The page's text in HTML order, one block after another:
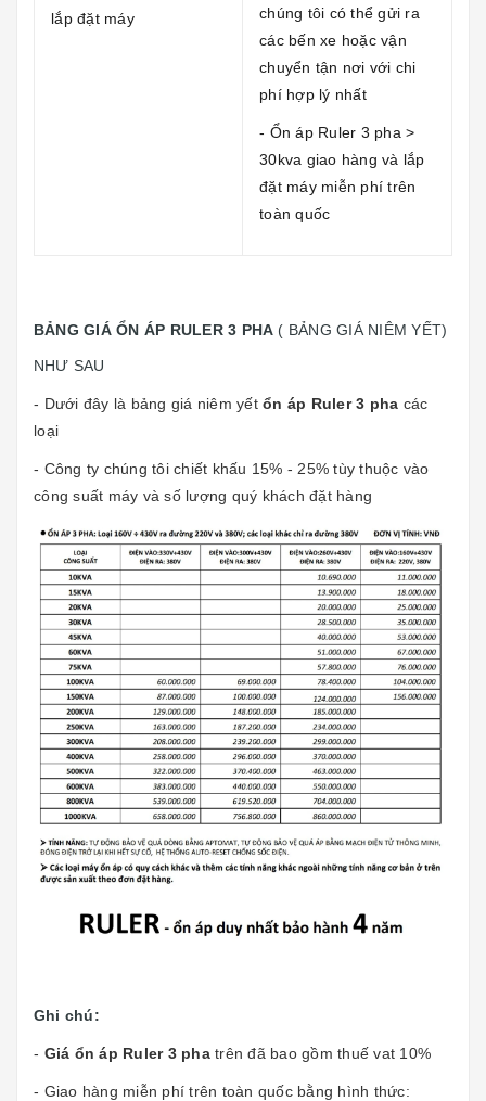
lắp đặt máy
chúng tôi có thể gửi ra
các bến xe hoặc vận
chuyển tận nơi với chi
phí hợp lý nhất
- Ổn áp Ruler 3 pha >
30kva giao hàng và lắp
đặt máy miễn phí trên
toàn quốc
BẢNG GIÁ ỔN ÁP RULER 3 PHA ( BẢNG GIÁ NIÊM YẾT)
NHƯ SAU
- Dưới đây là bảng giá niêm yết ổn áp Ruler 3 pha các
loại
- Công ty chúng tôi chiết khấu 15% - 25% tùy thuộc vào
công suất máy và số lượng quý khách đặt hàng
Ghi chú:
- Giá ổn áp Ruler 3 phatrên đã bao gồm thuế vat 10%
- Giao hàng miễn phí trên toàn quốc bằng hình thức: